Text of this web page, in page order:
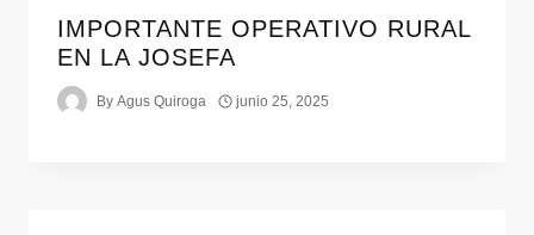
IMPORTANTE OPERATIVO RURAL
EN LA JOSEFA
By Agus Quiroga junio 25, 2025